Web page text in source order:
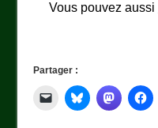
Vous pouvez aussi
Partager :